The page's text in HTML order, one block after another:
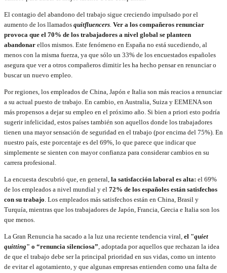
El contagio del abandono del trabajo sigue creciendo impulsado por el
aumento de los llamados quitfluencers Ver a los compañeros renunciar
provoca que el 70% de los trabajadores a nivel global se planteen
abandonar ellos mismos. Este fenómeno en España no está sucediendo, al
menos con la misma fuerza, ya que sólo un 33% de los encuestados españoles
asegura que ver a otros compañeros dimitir les ha hecho pensar en renunciar o
buscar un nuevo empleo.
Por regiones, los empleados de China, Japón e Italia son más reacios a renunciar
a su actual puesto de trabajo. En cambio, en Australia, Suiza y EEMENA son
más propensos a dejar su empleo en el próximo año. Si bien a priori esto podría
sugerir infelicidad, estos países también son aquellos donde los trabajadores
tienen una mayor sensación de seguridad en el trabajo (por encima del 75%). En
nuestro país, este porcentaje es del 69%, lo que parece que indicar que
simplemente se sienten con mayor confianza para considerar cambios en su
carrera profesional.
La encuesta descubrió que, en general, la satisfacción laboral es alta: el 69%
de los empleados a nivel mundial y el 72% de los españoles están satisfechos
con su trabajo . Los empleados más satisfechos están en China, Brasil y
Turquía, mientras que los trabajadores de Japón, Francia, Grecia e Italia son los
que menos.
La Gran Renuncia ha sacado a la luz una reciente tendencia viral, el "quiet
quitting" o “renuncia silenciosa” , adoptada por aquellos que rechazan la idea
de que el trabajo debe ser la principal prioridad en sus vidas, como un intento
de evitar el agotamiento, y que algunas empresas entienden como una falta de